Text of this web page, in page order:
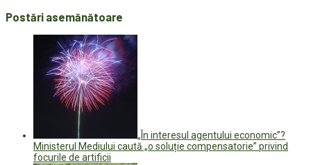
Postări asemănătoare
„În interesul agentului economic”?
Ministerul Mediului caută „o soluție compensatorie” privind
focurile de artificii